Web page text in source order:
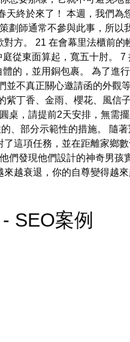
天終於來了！ 本週，我們為
劃師通常不參與此事，所以
方。 21 在會幕里法櫃前的
庭從東面算起，寬五十肘。 7
的，並用銅包裹。 為了進
並不真正關心邀請函的外觀
丁香、金雨、櫻花、風信
桌，請提前2天安排，無需
部分示範性的措施。 隨著
這項任務，並在距離家鄉
們發現他們設計的神奇男孩
越衰退，你的自尊變得越
SEO案例